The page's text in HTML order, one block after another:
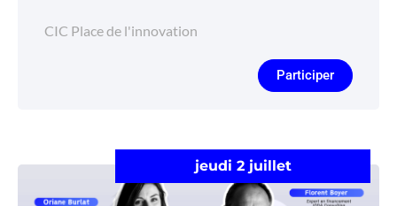
CIC Place de l'innovation
Participer
jeudi 2 juillet